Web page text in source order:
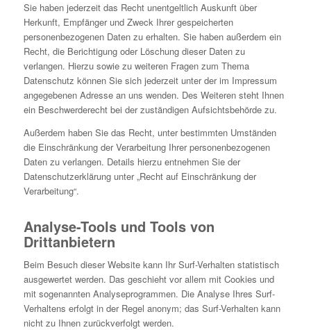
Sie haben jederzeit das Recht unentgeltlich Auskunft über
Herkunft, Empfänger und Zweck Ihrer gespeicherten
personenbezogenen Daten zu erhalten. Sie haben außerdem ein
Recht, die Berichtigung oder Löschung dieser Daten zu
verlangen. Hierzu sowie zu weiteren Fragen zum Thema
Datenschutz können Sie sich jederzeit unter der im Impressum
angegebenen Adresse an uns wenden. Des Weiteren steht Ihnen
ein Beschwerderecht bei der zuständigen Aufsichtsbehörde zu.
Außerdem haben Sie das Recht, unter bestimmten Umständen
die Einschränkung der Verarbeitung Ihrer personenbezogenen
Daten zu verlangen. Details hierzu entnehmen Sie der
Datenschutzerklärung unter „Recht auf Einschränkung der
Verarbeitung“.
Analyse-Tools und Tools von
Drittanbietern
Beim Besuch dieser Website kann Ihr Surf-Verhalten statistisch
ausgewertet werden. Das geschieht vor allem mit Cookies und
mit sogenannten Analyseprogrammen. Die Analyse Ihres Surf-
Verhaltens erfolgt in der Regel anonym; das Surf-Verhalten kann
nicht zu Ihnen zurückverfolgt werden.